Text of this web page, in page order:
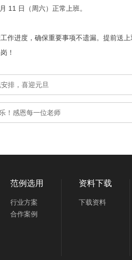
11 日（周六）正常上班。
作进度，确保重要事项不遗漏。提前送
！
排，喜迎元旦
！感恩每一位老师
范例选用
行业方案
合作案例
资料下载
下载资料